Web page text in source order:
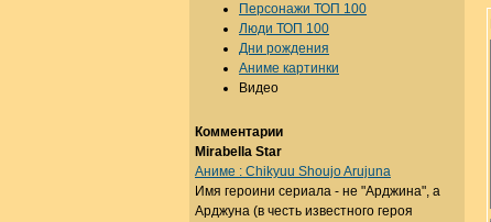
Персонажи ТОП 100
Люди ТОП 100
Дни рождения
Аниме картинки
Видео
Комментарии
Mirabella Star
Аниме : Chikyuu Shoujo Arujuna
Имя героини сериала - не "Арджина", а
Арджуна (в честь известного героя